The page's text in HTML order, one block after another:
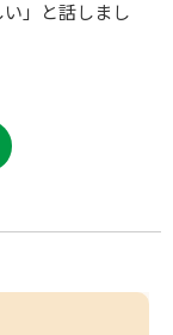
」と話しまし